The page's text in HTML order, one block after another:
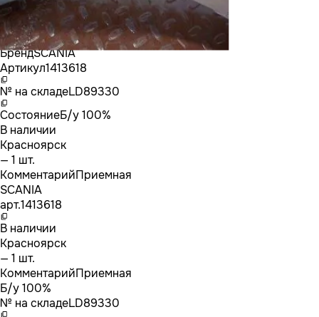
БрендSCANIA
Артикул1413618
№ на складеLD89330
СостояниеБ/у 100%
В наличии
Красноярск
— 1 шт.
КомментарийПриемная
SCANIA
арт.1413618
В наличии
Красноярск
— 1 шт.
КомментарийПриемная
Б/у 100%
№ на складеLD89330